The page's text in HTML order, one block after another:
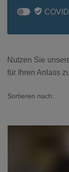
Nutzen Sie
für Ihren Anlass
Sortieren nach: